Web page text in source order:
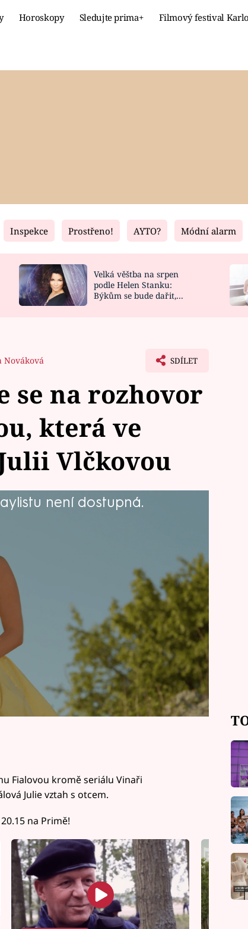
Horoskopy Sledujte prima+ Filmový festival
Fresh
NOVINKY
VIDEORECEPTY
Living
DESIGN
Inspekce Prostřeno! AYTO? Módní alarm
Velká věštba na srpen
podle Helen Stanku:
Býkům se bude dařit,
Nováková SDÍLET
se na rozhovor
která ve
Vlčkovou
není dostupná.
ze kterého mají lidé v Křeticích
starších v čele s Bedřichem
S jeho dcerou Julií ale nemá
s ní chodí jeho vnuk Buddy.
Fialovou kromě seriálu Vinaři
Julie vztah s otcem.
na Primě!